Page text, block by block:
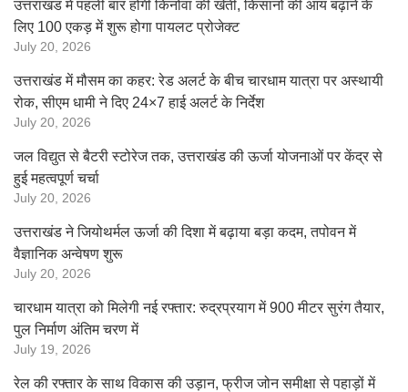
उत्तराखंड में पहली बार होगी किनोवा की खेती, किसानों की आय बढ़ाने के
लिए 100 एकड़ में शुरू होगा पायलट प्रोजेक्ट
July 20, 2026
उत्तराखंड में मौसम का कहर: रेड अलर्ट के बीच चारधाम यात्रा पर अस्थायी
रोक, सीएम धामी ने दिए 24×7 हाई अलर्ट के निर्देश
July 20, 2026
जल विद्युत से बैटरी स्टोरेज तक, उत्तराखंड की ऊर्जा योजनाओं पर केंद्र से
हुई महत्वपूर्ण चर्चा
July 20, 2026
उत्तराखंड ने जियोथर्मल ऊर्जा की दिशा में बढ़ाया बड़ा कदम, तपोवन में
वैज्ञानिक अन्वेषण शुरू
July 20, 2026
चारधाम यात्रा को मिलेगी नई रफ्तार: रुद्रप्रयाग में 900 मीटर सुरंग तैयार,
पुल निर्माण अंतिम चरण में
July 19, 2026
रेल की रफ्तार के साथ विकास की उड़ान, फ्रीज जोन समीक्षा से पहाड़ों में